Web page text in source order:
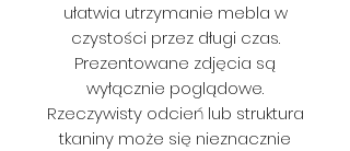
ułatwia utrzymanie mebla w
czystości przez długi czas.
Prezentowane zdjęcia są
wyłącznie poglądowe.
Rzeczywisty odcień lub struktura
tkaniny może się nieznacznie